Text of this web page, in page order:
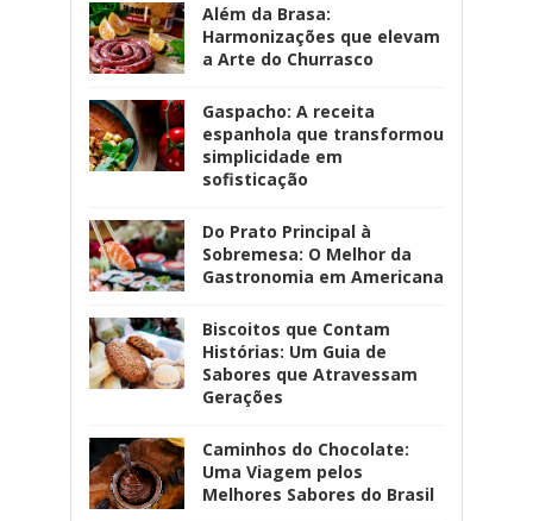
Além da Brasa:
Harmonizações que elevam
a Arte do Churrasco
Gaspacho: A receita
espanhola que transformou
simplicidade em
sofisticação
Do Prato Principal à
Sobremesa: O Melhor da
Gastronomia em Americana
Biscoitos que Contam
Histórias: Um Guia de
Sabores que Atravessam
Gerações
Caminhos do Chocolate:
Uma Viagem pelos
Melhores Sabores do Brasil